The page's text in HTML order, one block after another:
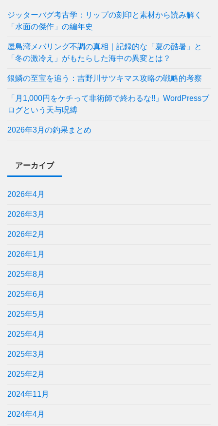
ジッターバグ考古学：リップの刻印と素材から読み解く
「水面の傑作」の編年史
屋島湾メバリング不調の真相｜記録的な「夏の酷暑」と
「冬の激冷え」がもたらした海中の異変とは？
銀鱗の至宝を追う：吉野川サツキマス攻略の戦略的考察
「月1,000円をケチって非術師で終わるな!!」WordPressブ
ログという天与呪縛
2026年3月の釣果まとめ
アーカイブ
2026年4月
2026年3月
2026年2月
2026年1月
2025年8月
2025年6月
2025年5月
2025年4月
2025年3月
2025年2月
2024年11月
2024年4月